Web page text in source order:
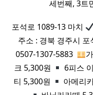
세번째, 3트
포석로 1089-13 마치
주소 : 경북 경주시
0507-1307-5883 ​
크 5,300원
6피스
티 5,300원
아메리